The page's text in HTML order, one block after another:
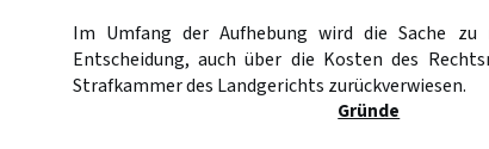
Im Umfang der Aufhebung wird die Sache zu
Entscheidung, auch über die Kosten des
Strafkammer des Landgerichts zurückverwiesen.
Gründe